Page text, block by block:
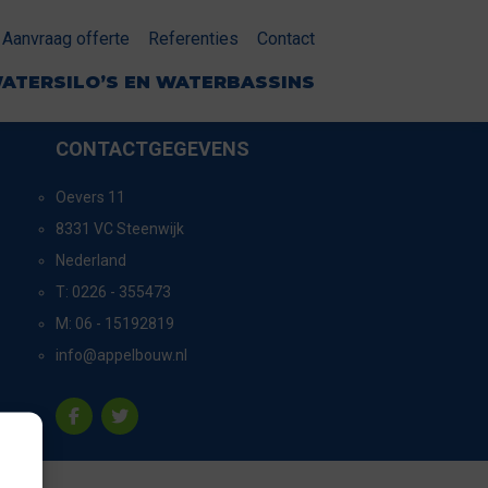
Aanvraag offerte Referenties Contact
EN WATERBASSINS
CONTACTGEGEVENS
Oevers 11
8331 VC Steenwijk
Nederland
T: 0226 - 355473
M: 06 - 15192819
info@appelbouw.nl